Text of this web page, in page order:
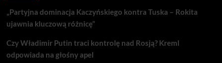
„Partyjna dominacja Kaczyńskiego kontra Tuska – Rokita
ujawnia kluczową różnicę”
Czy Władimir Putin traci kontrolę nad Rosją? Kreml
odpowiada na głośny apel